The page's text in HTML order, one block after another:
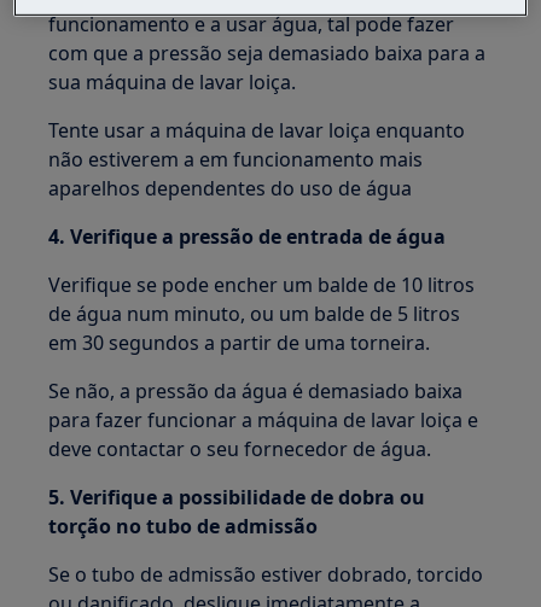
funcionamento e a usar água, tal pode fazer
com que a pressão seja demasiado baixa para a
sua máquina de lavar loiça.
Tente usar a máquina de lavar loiça enquanto
não estiverem a em funcionamento mais
aparelhos dependentes do uso de água
4. Verifique a pressão de entrada de água
Verifique se pode encher um balde de 10 litros
de água num minuto, ou um balde de 5 litros
em 30 segundos a partir de uma torneira.
Se não, a pressão da água é demasiado baixa
para fazer funcionar a máquina de lavar loiça e
deve contactar o seu fornecedor de água.
5. Verifique a possibilidade de dobra ou
torção no tubo de admissão
Se o tubo de admissão estiver dobrado, torcido